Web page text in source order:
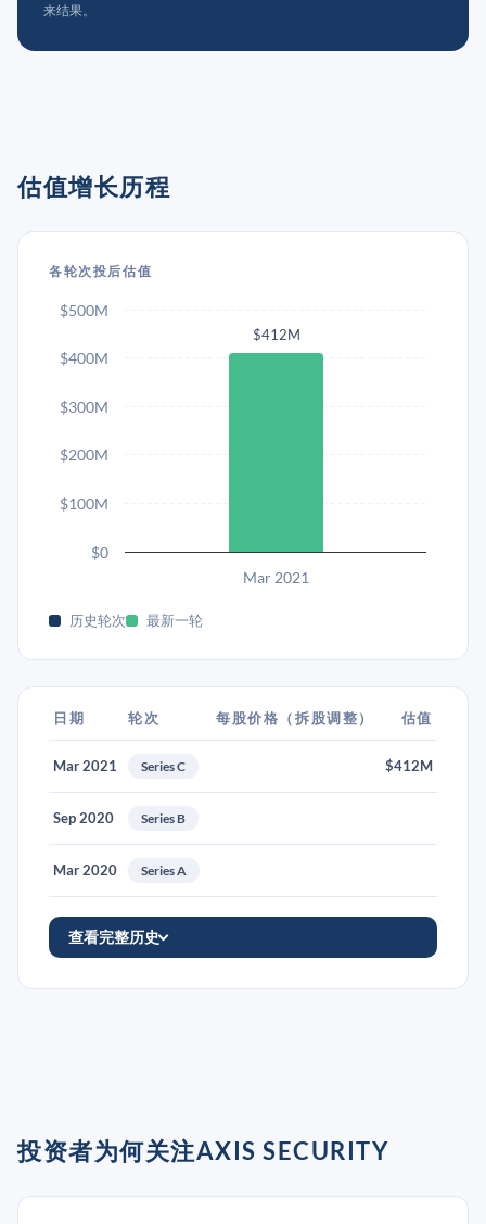
来结果。
估值增长历程
各轮次投后估值
$412M
Mar 2021
$0
$100M
$200M
$300M
$400M
$500M
历史轮次 最新一轮
日期 轮次 每股价格（拆股调整） 估值
Mar 2021 Series C $412M
Sep 2020 Series B
Mar 2020 Series A
查看完整历史
投资者为何关注AXIS SECURITY